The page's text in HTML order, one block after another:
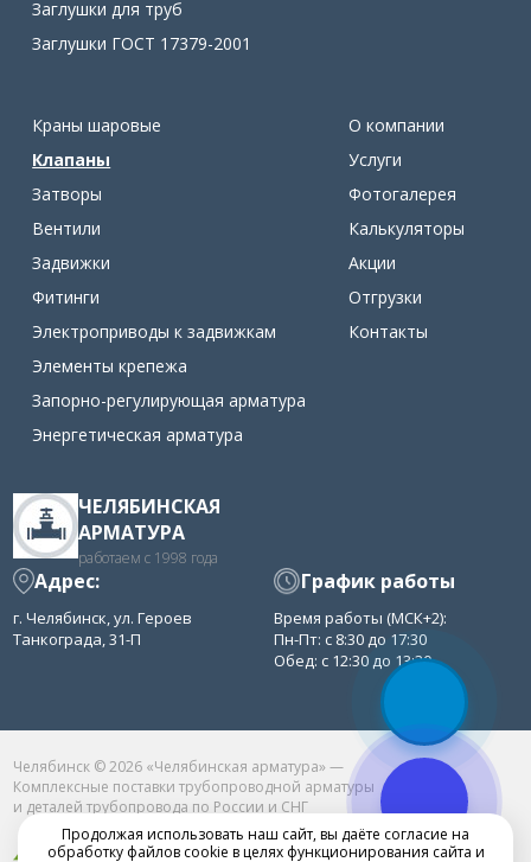
Заглушки для труб
Заглушки ГОСТ 17379-2001
Краны шаровые
Клапаны
Затворы
Вентили
Задвижки
Фитинги
Электроприводы к задвижкам
Элементы крепежа
Запорно-регулирующая арматура
Энергетическая арматура
О компании
Услуги
Фотогалерея
Калькуляторы
Акции
Отгрузки
Контакты
ЧЕЛЯБИНСКАЯ
АРМАТУРА
работаем с 1998 года
Адрес:
г. Челябинск, ул. Героев
Танкограда, 31-П
График работы
Время работы (МСК+2):
Пн-Пт: с 8:30 до 17:30
Обед: с 12:30 до 13:30
Челябинск © 2026 «Челябинская арматура» —
Комплексные поставки трубопроводной арматуры
и деталей трубопровода по России и СНГ
Продолжая использовать наш сайт, вы даёте согласие на
обработку файлов cookie в целях функционирования сайта и